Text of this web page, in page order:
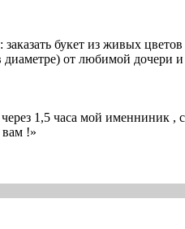
букет из живых
от любимой дочери
1,5 часа мой именниник ,
вам !»